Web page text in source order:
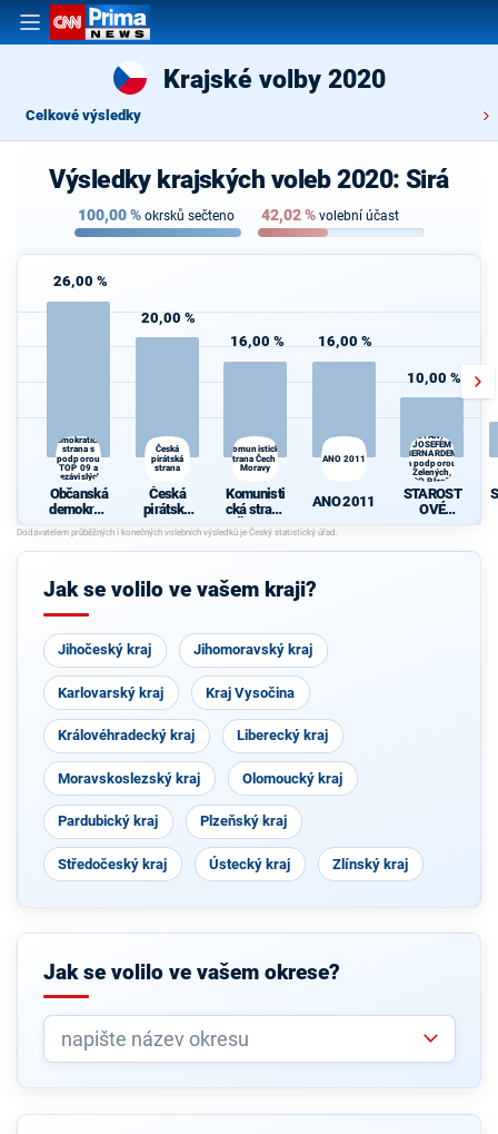
Krajské volby 2020
Celkové výsledky
Výsledky krajských voleb 2020: Sirá
100,00% okrsků sečteno 42,02% volební účast
26,00 %
demokratická
strana s
podporou
TOP 09 a
nezávislých
starostů
Občanská
demokrati
cká strana
s podporou
TOP 09 a
h starostů
20,00 %
Česká
pirátská
strana
Česká
pirátská
strana
16,00 %
Komunistická
strana Čech a
Moravy
Komunisti
cká strana
Čech a
Moravy
16,00 %
ANO 2011
ANO 2011
10,00 %
(STAN) s
JOSEFEM
BERNARDEM
a podporou
Zelených,
PRO Plzeň a
Idealistů
STAROST
OVÉ
(STAN) s
BERNARD
Jak se volilo ve vašem kraji?
Jihočeský kraj Jihomoravský kraj
Karlovarský kraj Kraj Vysočina
Královéhradecký kraj Liberecký kraj
Moravskoslezský kraj Olomoucký kraj
Pardubický kraj Plzeňský kraj
Středočeský kraj Ústecký kraj Zlínský kraj
Jak se volilo ve vašem okrese?